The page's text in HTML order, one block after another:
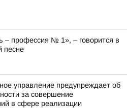
– профессия № 1», – говорится в
песне
управление предупреждает об
за совершение
в сфере реализации